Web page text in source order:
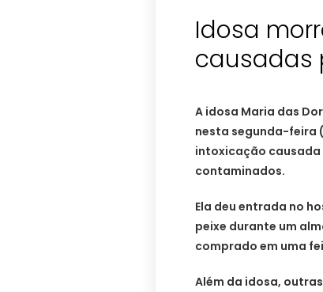
Idosa
causadas
A idosa Maria das
nesta segunda-feira
intoxicação
contaminados.
Ela deu entrada no
peixe durante um
comprado em uma
Além da idosa,